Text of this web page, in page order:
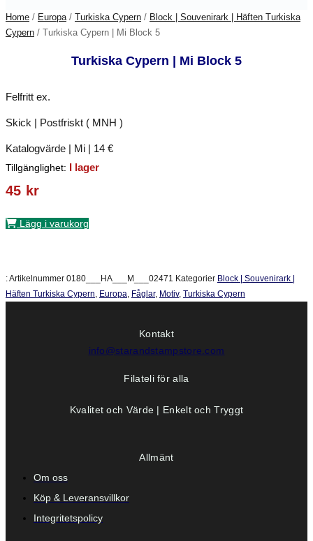
Home / Europa/ Turkiska Cypern / Block | Souvenirark | Häften Turkiska
Cypern / Turkiska Cypern | Mi Block 5
Turkiska Cypern | Mi Block 5
Felfritt ex.
Skick | Postfriskt ( MNH )
Katalogvärde | Mi | 14 €
Tillgänglighet: I lager
45 kr
Lägg i varukorg
:Artikelnummer 0180___HA___M___02471 Kategorier Block | Souvenirark |
Häften Turkiska Cypern, Europa, Fåglar, Motiv, Turkiska Cypern
Kontakt
info@starandstampstore.com
Filateli för alla
Kvalitet och Värde | Enkelt och Tryggt
Allmänt
Om oss
Köp & Leveransvillkor
Integritetspolicy